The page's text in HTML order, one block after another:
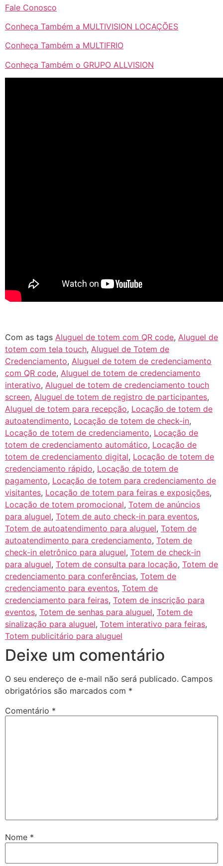
Fale Conosco
Conheça Também a MULTIVISION LOCAÇÕES
Conheça Também a MULTIFRIO
Conheça Também o GRUPO ALLVISION
Com as tags Aluguel de totem com QR code, Aluguel de
totem com tela touch, Aluguel de Totem de
Credenciamento, Aluguel de totem de credenciamento
com QR code, Aluguel de totem de credenciamento
interativo, Aluguel de totem de credenciamento touch
screen, Aluguel de totem de registro de participantes,
Aluguel de totem para recepção, Locação de totem de
autoatendimento, Locação de totem de check-in,
Locação de totem de credenciamento, Locação de
totem de credenciamento automático, Locação de
totem de credenciamento digital, Locação de totem de
credenciamento rápido, Locação de totem de
pagamento, Locação de totem para credenciamento de
visitantes, Locação de totem para feiras e exposições,
Locação de totem promocional, Totem de anúncios
para aluguel, Totem de auto check-in para eventos,
Totem de autoatendimento para aluguel, Totem de
autoatendimento para credenciamento, Totem de
check-in eletrônico para aluguel, Totem de check-in
para aluguel, Totem de consulta para locação, Totem de
credenciamento para conferências, Totem de
credenciamento para eventos, Totem de
credenciamento para feiras, Totem de inscrição para
eventos, Totem de senhas para aluguel, Totem de
sinalização para aluguel, Totem interativo para feiras,
Totem publicitário para aluguel
Deixe um comentário
O seu endereço de e-mail não será publicado. Campos
obrigatórios são marcados com *
Comentário *
Nome *